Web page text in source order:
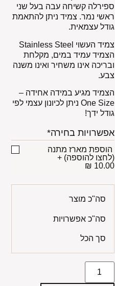
ספירלה קשיחה עבה בעל שני
ראשי נמר. צמיד ניתן להתאמת
גודל עצמאית.
צמיד העשוי Stainless Steel
הצמיד עמיד במים, מקלחת
ובריכה אינו משחיר ואינו משנה
צבע.
הצמיד מגיע במידה אחידה –
One Size ניתן לכיונון עצמי לפי
גודל ידך!
אפשרויות בחירה*
הוספת מארז מתנה
(לחצו להוספה) +
10.00 ₪
סה"כ מוצר
סה"כ אפשרויות
סך הכל